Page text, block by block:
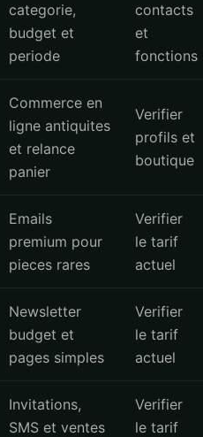
categorie,
budget et
periode
contacts
et
fonctions
Commerce en
ligne antiquites
et relance
panier
Verifier
profils et
boutique
Emails
premium pour
pieces rares
Verifier
le tarif
actuel
Newsletter
budget et
pages simples
Verifier
le tarif
actuel
Invitations,
SMS et ventes
Verifier
le tarif